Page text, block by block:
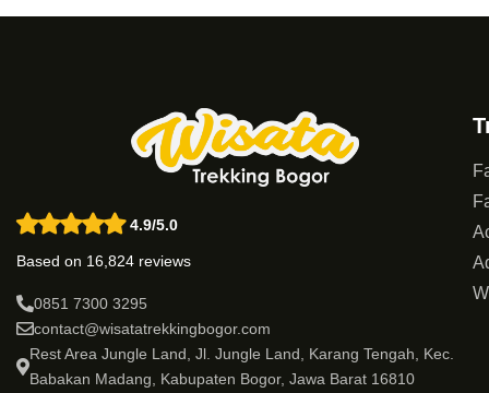
4.9/5.0
Based on 16,824 reviews
0851 7300 3295
contact@wisatatrekkingbogor.com
Rest Area Jungle Land, Jl. Jungle Land, Karang Tengah, Kec.
Babakan Madang, Kabupaten Bogor, Jawa Barat 16810